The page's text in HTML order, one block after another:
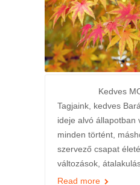
Kedves
Tagjaink, kedves
ideje alvó állapotban
minden történt,
szervező csapat
változások,
Read more